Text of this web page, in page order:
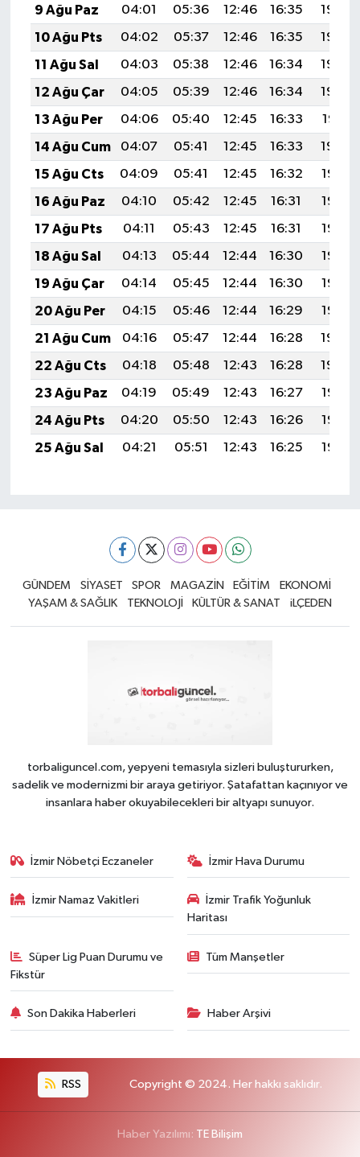
9 Ağu Paz
04:01 05:36 12:46 16:35
19:46
10 Ağu Pts
04:02 05:37 12:46 16:35
19:45
11 Ağu Sal
04:03 05:38 12:46 16:34
19:44
12 Ağu Çar
04:05 05:39 12:46 16:34
19:42
13 Ağu Per
04:06 05:40 12:45 16:33
19:41
14 Ağu Cum
04:07 05:41 12:45 16:33
19:40
15 Ağu Cts
04:09 05:41 12:45 16:32
19:38
16 Ağu Paz
04:10 05:42 12:45 16:31
19:37
17 Ağu Pts
04:11 05:43 12:45 16:31
19:36
18 Ağu Sal
04:13 05:44 12:44 16:30
19:35
19 Ağu Çar
04:14 05:45 12:44 16:30
19:33
20 Ağu Per
04:15 05:46 12:44 16:29
19:32
21 Ağu Cum
04:16 05:47 12:44 16:28
19:30
22 Ağu Cts
04:18 05:48 12:43 16:28
19:29
23 Ağu Paz
04:19 05:49 12:43 16:27
19:28
24 Ağu Pts
04:20 05:50 12:43 16:26
19:26
25 Ağu Sal
04:21 05:51 12:43 16:25 19:25
GÜNDEM SİYASET SPOR MAGAZİN EĞİTİM
EKONOMİ
YAŞAM & SAĞLIK
TEKNOLOJİ KÜLTÜR & SANAT iLÇEDEN
torbaliguncel.com, yepyeni temasıyla sizleri buluştururken,
sadelik ve modernizmi bir araya getiriyor. Şatafattan kaçınıyor ve
insanlara haber okuyabilecekleri bir altyapı sunuyor.
İzmir Nöbetçi Eczaneler İzmir Hava Durumu
İzmir Namaz Vakitleri
İzmir Trafik Yoğunluk
Haritası
Süper Lig Puan Durumu ve
Fikstür
Tüm Manşetler
Son Dakika Haberleri Haber Arşivi
RSS Copyright © 2024. Her hakkı saklıdır.
Haber Yazılımı: TE Bilişim